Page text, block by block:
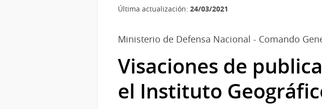
Última actualización: 24/03/2021
Ministerio de Defensa Nacional - Comando
Visaciones de
el Instituto